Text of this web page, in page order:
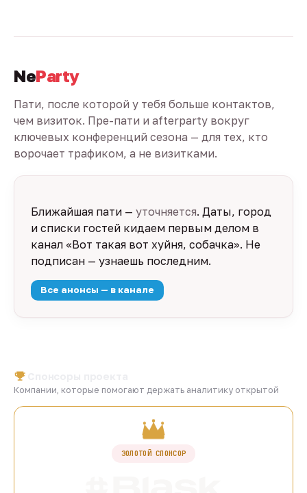
NeParty
Пати, после которой у тебя больше контактов,
чем визиток. Пре-пати и afterparty вокруг
ключевых конференций сезона — для тех, кто
ворочает трафиком, а не визитками.
Ближайшая пати — уточняется. Даты, город
и списки гостей кидаем первым делом в
канал «Вот такая вот хуйня, собачка». Не
подписан — узнаешь последним.
Все анонсы — в канале
Компании, которые помогают держать аналитику открытой
ЗОЛОТОЙ СПОНСОР